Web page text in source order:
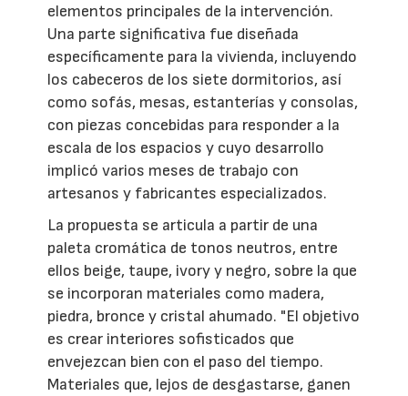
elementos principales de la intervención.
Una parte significativa fue diseñada
específicamente para la vivienda, incluyendo
los cabeceros de los siete dormitorios, así
como sofás, mesas, estanterías y consolas,
con piezas concebidas para responder a la
escala de los espacios y cuyo desarrollo
implicó varios meses de trabajo con
artesanos y fabricantes especializados.
La propuesta se articula a partir de una
paleta cromática de tonos neutros, entre
ellos beige, taupe, ivory y negro, sobre la que
se incorporan materiales como madera,
piedra, bronce y cristal ahumado. "El objetivo
es crear interiores sofisticados que
envejezcan bien con el paso del tiempo.
Materiales que, lejos de desgastarse, ganen